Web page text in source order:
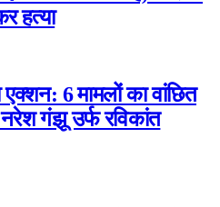
हत्या
6 मामलों का वांछित
नरेश गंझू उर्फ रविकांत